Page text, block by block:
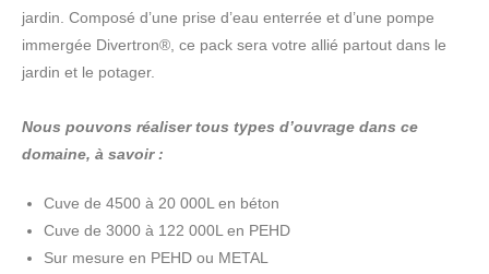
jardin. Composé d’une prise d’eau enterrée et d’une pompe
immergée Divertron®, ce pack sera votre allié partout dans le
jardin et le potager.
Nous pouvons réaliser tous types d’ouvrage dans ce
domaine, à savoir :
Cuve de 4500 à 20 000L en béton
Cuve de 3000 à 122 000L en PEHD
Sur mesure en PEHD ou METAL